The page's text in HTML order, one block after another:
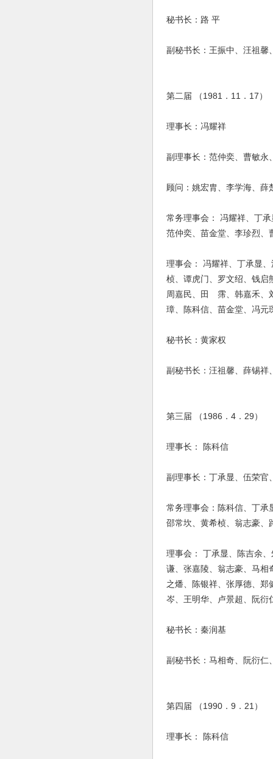
秘书长：路 平
副秘书长：王振中、汪祖馨
第二届 （1981．11．17）
理事长：冯耀祥
副理事长：范仲奕、曹敏永
顾问：姚宏胄、李学海、薛
常务理事会： 冯耀祥、丁
范仲奕、苗金堂、李珍烈、
理事会： 冯耀祥、丁承显
桢、谭虎门、罗文绍、钱
周嘉民、田 霈、韩嘉禾、
璋、陈科信、苗金堂、冯
秘书长：黄家权
副秘书长：汪祖馨、薛锡祥
第三届 （1986．4．29）
理事长： 陈科信
副理事长：丁承显、伍荣官
常务理事会：陈科信、丁承
邵常坎、黄希桢、翁志豪
理事会： 丁承显、陈吉余
谦、张嘉陵、翁志豪、马
之燔、陈银祥、张厚德、
岑、王明华、卢景超、阮
秘书长：秦润基
副秘书长：马相奇、阮衍仁
第四届 （1990．9．21）
理事长： 陈科信